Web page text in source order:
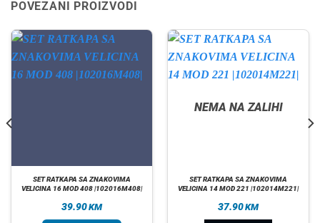
POVEZANI PROIZVODI
SET RATKAPA SA ZNAKOVIMA
VELICINA 16 MOD 408 |102016M408|
39.90KM
NEMA NA ZALIHI
SET RATKAPA SA ZNAKOVIMA
VELICINA 14 MOD 221 |102014M221|
37.90KM